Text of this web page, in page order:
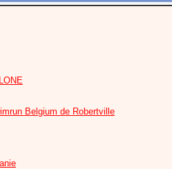
Belgium de Robertville